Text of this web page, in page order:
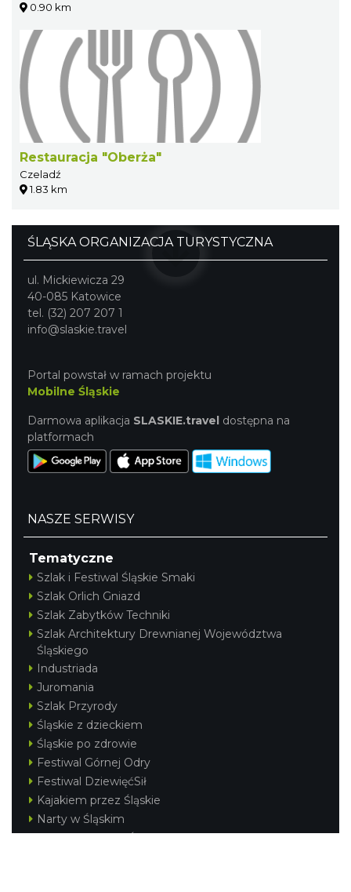
0.90 km
Restauracja "Oberża"
Czeladź
1.83 km
ŚLĄSKA ORGANIZACJA TURYSTYCZNA
ul. Mickiewicza 29
40-085 Katowice
tel. (32) 207 207 1
info@slaskie.travel
Portal powstał w ramach projektu
Mobilne Śląskie
Darmowa aplikacja SLASKIE.travel dostępna na
platformach
NASZE SERWISY
Tematyczne
Szlak i Festiwal Śląskie Smaki
Szlak Orlich Gniazd
Szlak Zabytków Techniki
Szlak Architektury Drewnianej Województwa
Śląskiego
Industriada
Juromania
Szlak Przyrody
Śląskie z dzieckiem
Śląskie po zdrowie
Festiwal Górnej Odry
Festiwal DziewięćSił
Kajakiem przez Śląskie
Narty w Śląskim